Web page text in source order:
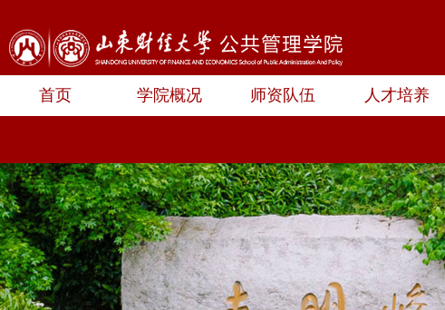
首页 学院概况 师资队伍 人才培养